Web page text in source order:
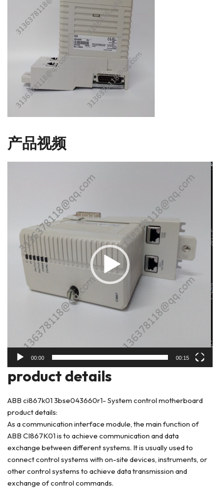
产品视频
00:00 00:15
product details
ABB ci867k01 3bse043660r1- System control motherboard
product details:
As a communication interface module, the main function of
ABB CI867K01 is to achieve communication and data
exchange between different systems. It is usually used to
connect control systems with on-site devices, instruments, or
other control systems to achieve data transmission and
exchange of control commands.